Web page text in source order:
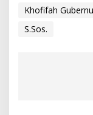
Khofifah
S.Sos.